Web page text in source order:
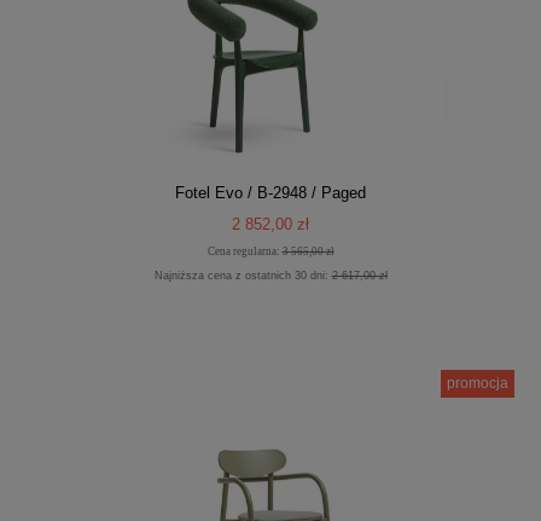
Fotel Evo / B-2948 / Paged
2 852,00 zł
Cena regularna:3 565,00 zł
Najniższa cena z ostatnich 30 dni:2 617,00 zł
promocja